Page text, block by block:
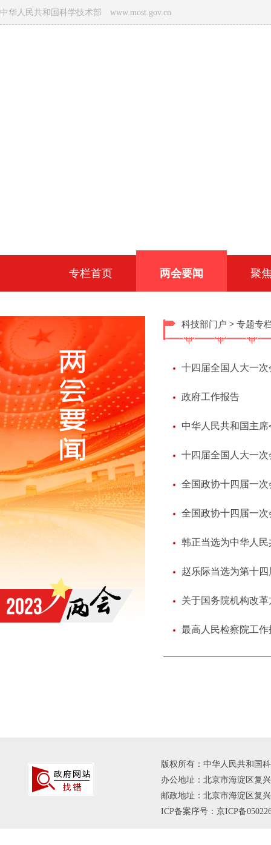
中华人民共和国科学技术部 www.most.gov.cn
专栏首页 两会要闻 聚
科技部门户 > 专题专
十四届全国人大一
政府工作报告
中华人民共和国主
十四届全国人大一
全国政协十四届一
韩正当选为中华人
赵乐际当选为第十
关于国务院机构改
最高人民检察院工
版权所有：中华人民共和国
办公地址：北京市海淀区复
邮政地址：北京市海淀区复
ICP备案序号：京ICP备